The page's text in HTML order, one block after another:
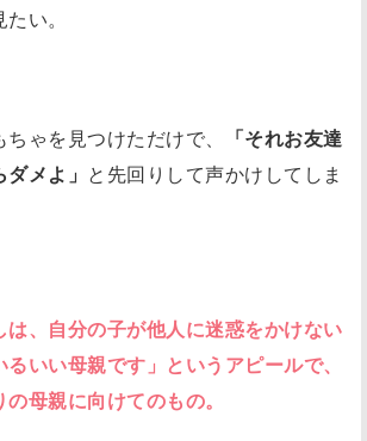
い。
ゃを見つけただけで、
「それお友達
メよ」
と先回りして声かけしてしま
は、自分の子が他人に迷惑をかけない
るいい母親です」というアピールで、
母親に向けてのもの。